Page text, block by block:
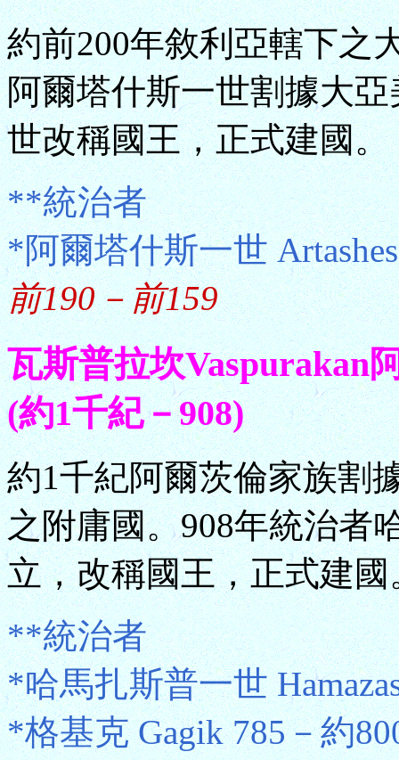
約前200年敘利亞轄下之
阿爾塔什斯一世割據大
世改稱國王，正式建國。
**統治者
*阿爾塔什斯一世
前190－前159
瓦斯普拉坎Vaspurakan
(約1千紀－908)
約1千紀阿爾茨倫家族割
之附庸國。908年統治者
立，改稱國王，正式建國
**統治者
*哈馬扎斯普一世
*格基克 Gagik 785－約